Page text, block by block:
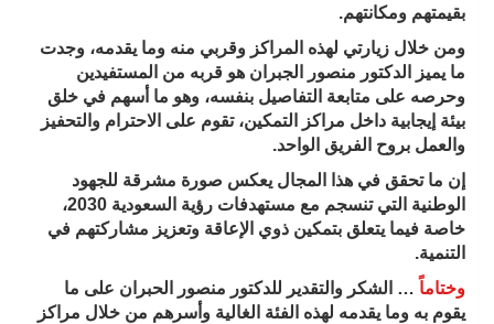
بقيمتهم ومكانتهم.
ومن خلال زيارتي لهذه المراكز وقربي منه وما يقدمه، وجدت
ما يميز الدكتور منصور الجبران هو قربه من المستفيدين
وحرصه على متابعة التفاصيل بنفسه، وهو ما أسهم في خلق
بيئة إيجابية داخل مراكز التمكين، تقوم على الاحترام والتحفيز
والعمل بروح الفريق الواحد.
إن ما تحقق في هذا المجال يعكس صورة مشرقة للجهود
الوطنية التي تنسجم مع مستهدفات رؤية السعودية 2030،
خاصة فيما يتعلق بتمكين ذوي الإعاقة وتعزيز مشاركتهم في
التنمية.
وختاماً … الشكر والتقدير للدكتور منصور الحبران على ما
يقوم به وما يقدمه لهذه الفئة الغالية وأسرهم من خلال مراكز